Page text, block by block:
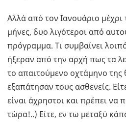
Αλλά από τον Ιανουάριο μέχρι
μήνες, δυο λιγότεροι από
πρόγραμμα. Τι συμβαίνει
ήξεραν από την αρχή πως τα
το απαιτούμενο οχτάμηνο της
εξαπάτησαν τους ασθενείς.
είναι άχρηστοι και πρέπει να
τώρα!..) Είτε, εν τω μεταξύ